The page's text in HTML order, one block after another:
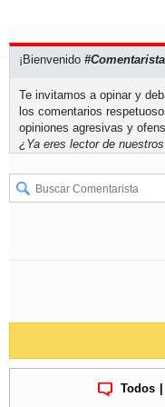
¡Bienvenido
Te invitamos a opinar y
los comentarios
opiniones agresivas y
¿Ya eres lector de
Todos